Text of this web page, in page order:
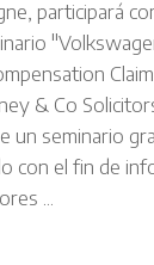
participará
& Co
un seminario
con el fin de